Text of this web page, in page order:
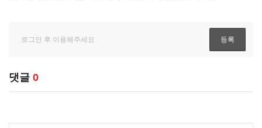
댓글 0